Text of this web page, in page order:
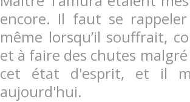
encore. Il faut se
même lorsqu’il souffrait,
et à faire des chutes
cet état d'esprit, et il
aujourd'hui.